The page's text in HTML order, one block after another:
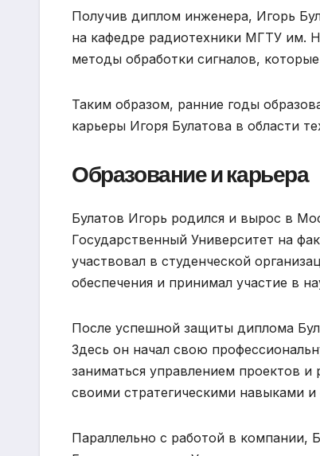
Получив диплом инженера, Игорь
на кафедре радиотехники МГТУ им.
методы обработки сигналов,
Таким образом, ранние годы
карьеры Игоря Булатова в области
Образование и карьера
Булатов Игорь родился и вырос в
Государственный Университет на
участвовал в студенческой
обеспечения и принимал участие в
После успешной защиты диплома
Здесь он начал свою
заниматься управлением проектов
своими стратегическими навыками
Параллельно с работой в компании,